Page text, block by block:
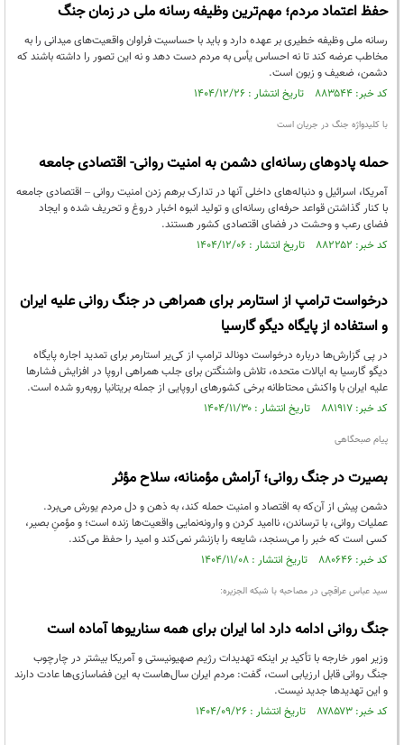
حفظ اعتماد مردم؛ مهم‌ترین وظیفه رسانه ملی در زمان جنگ
رسانه ملی وظیفه خطیری بر عهده دارد و باید با حساسیت فراوان واقعیت‌های میدانی را به
مخاطب عرضه کند تا نه احساس یأس به مردم دست دهد و نه این تصور را داشته باشند که
دشمن، ضعیف و زبون است.
کد خبر: ۸۸۳۵۴۴ تاریخ انتشار : ۱۴۰۴/۱۲/۲۶
با کلیدواژه جنگ در جریان است
حمله پادوهای رسانه‌ای دشمن به امنیت روانی- اقتصادی جامعه
آمریکا، اسرائیل و دنباله‌های داخلی آنها در تدارک برهم زدن امنیت روانی – اقتصادی جامعه
با کنار گذاشتن قواعد حرفه‌ای رسانه‌ای و تولید انبوه اخبار دروغ و تحریف شده و ایجاد
فضای رعب و وحشت در فضای اقتصادی کشور هستند.
کد خبر: ۸۸۲۲۵۲ تاریخ انتشار : ۱۴۰۴/۱۲/۰۶
درخواست ترامپ از استارمر برای همراهی در جنگ روانی علیه ایران
و استفاده از پایگاه دیگو گارسیا
در پی گزارش‌ها درباره درخواست دونالد ترامپ از کی‌یر استارمر برای تمدید اجاره پایگاه
دیگو گارسیا به ایالات متحده، تلاش واشنگتن برای جلب همراهی اروپا در افزایش فشارها
علیه ایران با واکنش محتاطانه برخی کشورهای اروپایی از جمله بریتانیا روبه‌رو شده است.
کد خبر: ۸۸۱۹۱۷ تاریخ انتشار : ۱۴۰۴/۱۱/۳۰
پیام صبحگاهی
بصیرت در جنگ روانی؛ آرامش مؤمنانه، سلاح مؤثر
دشمن پیش از آن‌که به اقتصاد و امنیت حمله کند، به ذهن و دل مردم یورش می‌برد.
عملیات روانی، با ترساندن، ناامید کردن و وارونه‌نمایی واقعیت‌ها زنده است؛ و مؤمنِ بصیر،
کسی است که خبر را می‌سنجد، شایعه را بازنشر نمی‌کند و امید را حفظ می‌کند.
کد خبر: ۸۸۰۶۴۶ تاریخ انتشار : ۱۴۰۴/۱۱/۰۸
سید عباس عراقچی در مصاحبه با شبکه الجزیره:
جنگ روانی ادامه دارد اما ایران برای همه سناریوها آماده است
وزیر امور خارجه با تأکید بر اینکه تهدیدات رژیم صهیونیستی و آمریکا بیشتر در چارچوب
جنگ روانی قابل ارزیابی است، گفت: مردم ایران سال‌هاست به این فضاسازی‌ها عادت دارند
و این تهدیدها جدید نیست.
کد خبر: ۸۷۸۵۷۳ تاریخ انتشار : ۱۴۰۴/۰۹/۲۶